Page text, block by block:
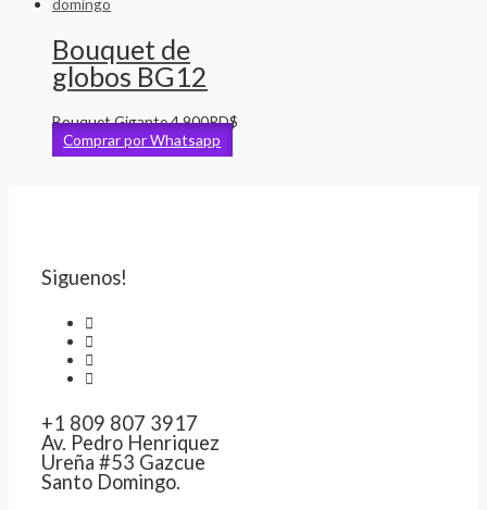
Bouquet de
globos BG12
Bouquet Gigante4,900RD$
Comprar por Whatsapp
Siguenos!
+1 809 807 3917
Av. Pedro Henriquez
Ureña #53 Gazcue
Santo Domingo.